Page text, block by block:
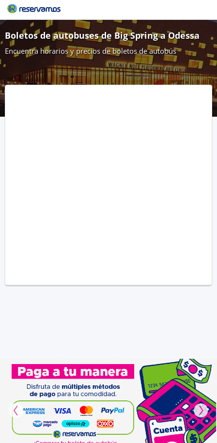
Boletos de autobuses de Big Spring a Odessa
Encuentra horarios y precios de boletos de autobús